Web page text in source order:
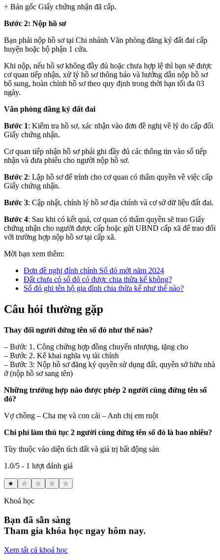
+ Bản gốc Giấy chứng nhận đã cấp.
Bước 2: Nộp hồ sơ
Bạn phải nộp hồ sơ tại Chi nhánh Văn phòng đăng ký đất đai cấp
huyện hoặc bộ phận 1 cửa.
Khi nộp, nếu hồ sơ không đầy đủ hoặc chưa hợp lệ thì bạn sẽ được
cơ quan tiếp nhận, xử lý hồ sơ thông báo và hướng dẫn nộp hồ sơ
bổ sung, hoàn chỉnh hồ sơ theo quy định trong thời hạn tối đa 03
ngày.
Văn phòng đăng ký đất đai
Bước 1: Kiểm tra hồ sơ, xác nhận vào đơn đề nghị về lý do cấp đổi
Giấy chứng nhận.
Cơ quan tiếp nhận hồ sơ phải ghi đầy đủ các thông tin vào sổ tiếp
nhận và đưa phiếu cho người nộp hồ sơ.
Bước 2: Lập hồ sơ để trình cho cơ quan có thẩm quyền về việc cấp
Giấy chứng nhận.
Bước 3: Cập nhật, chỉnh lý hồ sơ địa chính và cơ sở dữ liệu đất đai.
Bước 4: Sau khi có kết quả, cơ quan có thẩm quyền sẽ trao Giấy
chứng nhận cho người được cấp hoặc gửi UBND cấp xã để trao đổi
với trường hợp nộp hồ sơ tại cấp xã.
Mời bạn xem thêm:
Đơn đề nghị đính chính Sổ đỏ mới năm 2024
Đất chưa có sổ đỏ có được chia thừa kế không?
Sổ đỏ ghi tên hộ gia đình chia thừa kế như thế nào?
Câu hỏi thường gặp
Thay đổi người đứng tên sổ đỏ như thế nào?
– Bước 1. Công chứng hợp đồng chuyển nhượng, tặng cho
– Bước 2. Kê khai nghĩa vụ tài chính
– Bước 3: Nộp hồ sơ đăng ký quyền sử dụng đất, quyền sở hữu nhà
ở (nộp hồ sơ sang tên)
Những trường hợp nào được phép 2 người cùng đứng tên sổ
đỏ?
Vợ chồng – Cha mẹ và con cái – Anh chị em ruột
Chi phí làm thủ tục 2 người cùng đứng tên sổ đỏ là bao nhiêu?
Tùy thuộc vào diện tích đất và giá trị bất động sản
1.0/5 - 1 lượt đánh giá
★ ☆ ☆ ☆ ☆
Khoá học
Bạn đã sẵn sàng
Tham gia khóa học ngay hôm nay.
Xem tất cả khoá học